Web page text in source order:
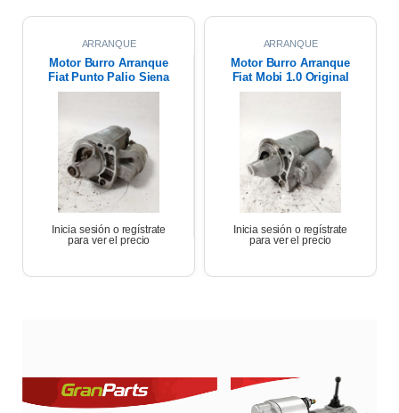
ARRANQUE
Motor Burro Arranque
Fiat Punto Palio Siena
1.4 Fire Original
Inicia sesión o regístrate
para ver el precio
ARRANQUE
Motor Burro Arranque
Fiat Mobi 1.0 Original
Inicia sesión o regístrate
para ver el precio